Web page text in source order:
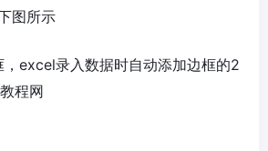
图所示